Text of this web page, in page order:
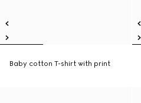
Baby cotton T-shirt with print